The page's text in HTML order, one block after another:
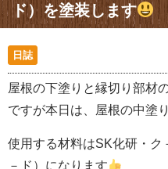
ド）を塗装します
日誌
屋根の下塗りと縁切り部材
ですが本日は、屋根の中塗
使用する材料はSK化研・ク
－ド）になります